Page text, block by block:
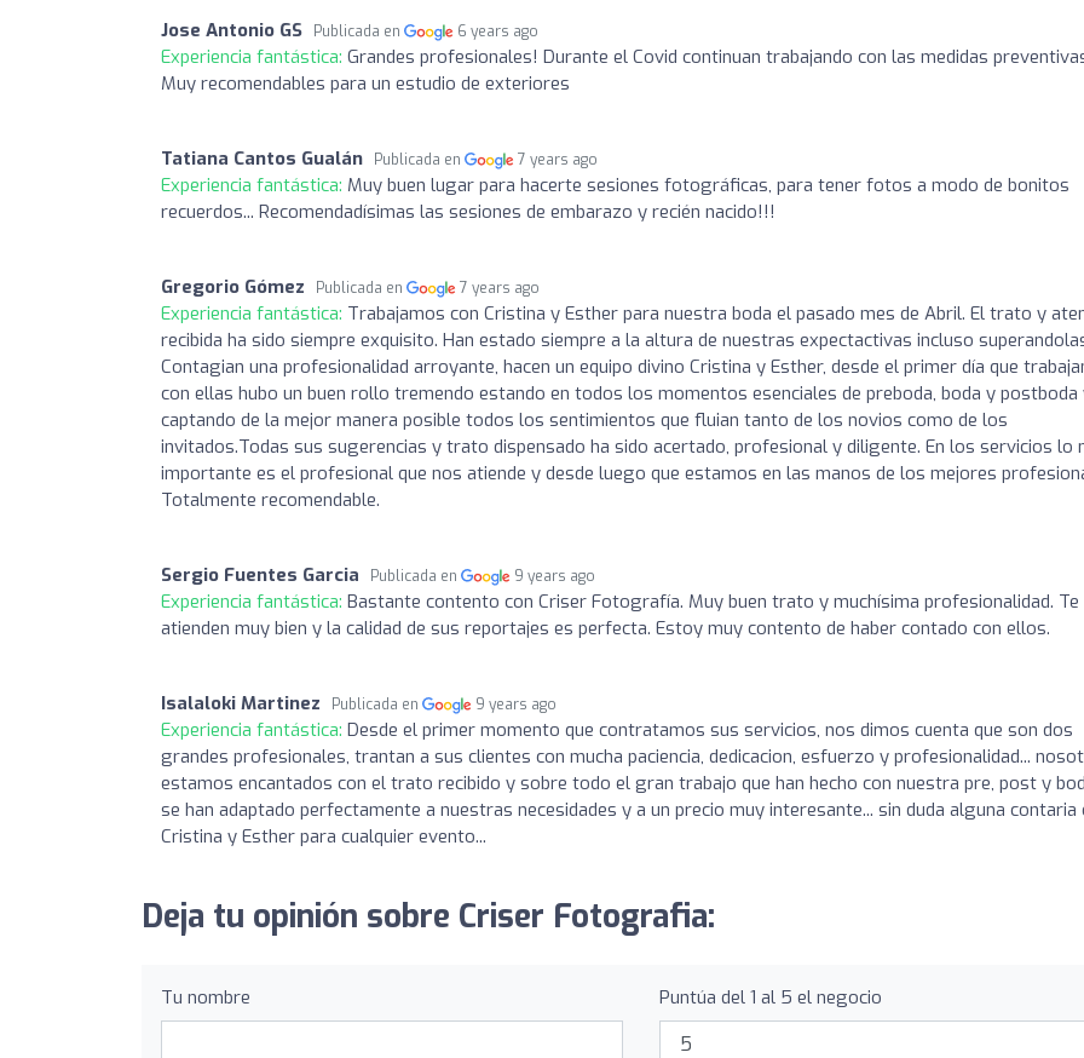
Jose Antonio GS Publicada en 6 years ago
Experiencia fantástica: Grandes profesionales! Durante el Covid continuan trabajando con las medidas
Muy recomendables para un estudio de exteriores
Tatiana Cantos Gualán Publicada en 7 years ago
Experiencia fantástica: Muy buen lugar para hacerte sesiones fotográficas, para tener fotos a modo de bonitos
recuerdos... Recomendadísimas las sesiones de embarazo y recién nacido!!!
Gregorio Gómez Publicada en 7 years ago
Experiencia fantástica: Trabajamos con Cristina y Esther para nuestra boda el pasado mes de Abril. El trato y
recibida ha sido siempre exquisito. Han estado siempre a la altura de nuestras expectactivas incluso
Contagian una profesionalidad arroyante, hacen un equipo divino Cristina y Esther, desde el primer día que
con ellas hubo un buen rollo tremendo estando en todos los momentos esenciales de preboda, boda y postboda
captando de la mejor manera posible todos los sentimientos que fluian tanto de los novios como de los
invitados.Todas sus sugerencias y trato dispensado ha sido acertado, profesional y diligente. En los servicios lo
importante es el profesional que nos atiende y desde luego que estamos en las manos de los mejores
Totalmente recomendable.
Sergio Fuentes Garcia Publicada en 9 years ago
Experiencia fantástica: Bastante contento con Criser Fotografía. Muy buen trato y muchísima profesionalidad. Te
atienden muy bien y la calidad de sus reportajes es perfecta. Estoy muy contento de haber contado con ellos.
Isalaloki Martinez Publicada en 9 years ago
Experiencia fantástica: Desde el primer momento que contratamos sus servicios, nos dimos cuenta que son dos
grandes profesionales, trantan a sus clientes con mucha paciencia, dedicacion, esfuerzo y profesionalidad...
estamos encantados con el trato recibido y sobre todo el gran trabajo que han hecho con nuestra pre, post y
se han adaptado perfectamente a nuestras necesidades y a un precio muy interesante... sin duda alguna contaria
Cristina y Esther para cualquier evento...
Deja tu opinión sobre Criser Fotografia:
Tu nombre Puntúa del 1 al 5 el negocio